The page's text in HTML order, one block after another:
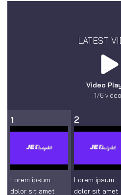
LATEST
Video
1/6
1
Lorem ipsum
dolor sit amet
2
Lorem ipsum
dolor sit amet